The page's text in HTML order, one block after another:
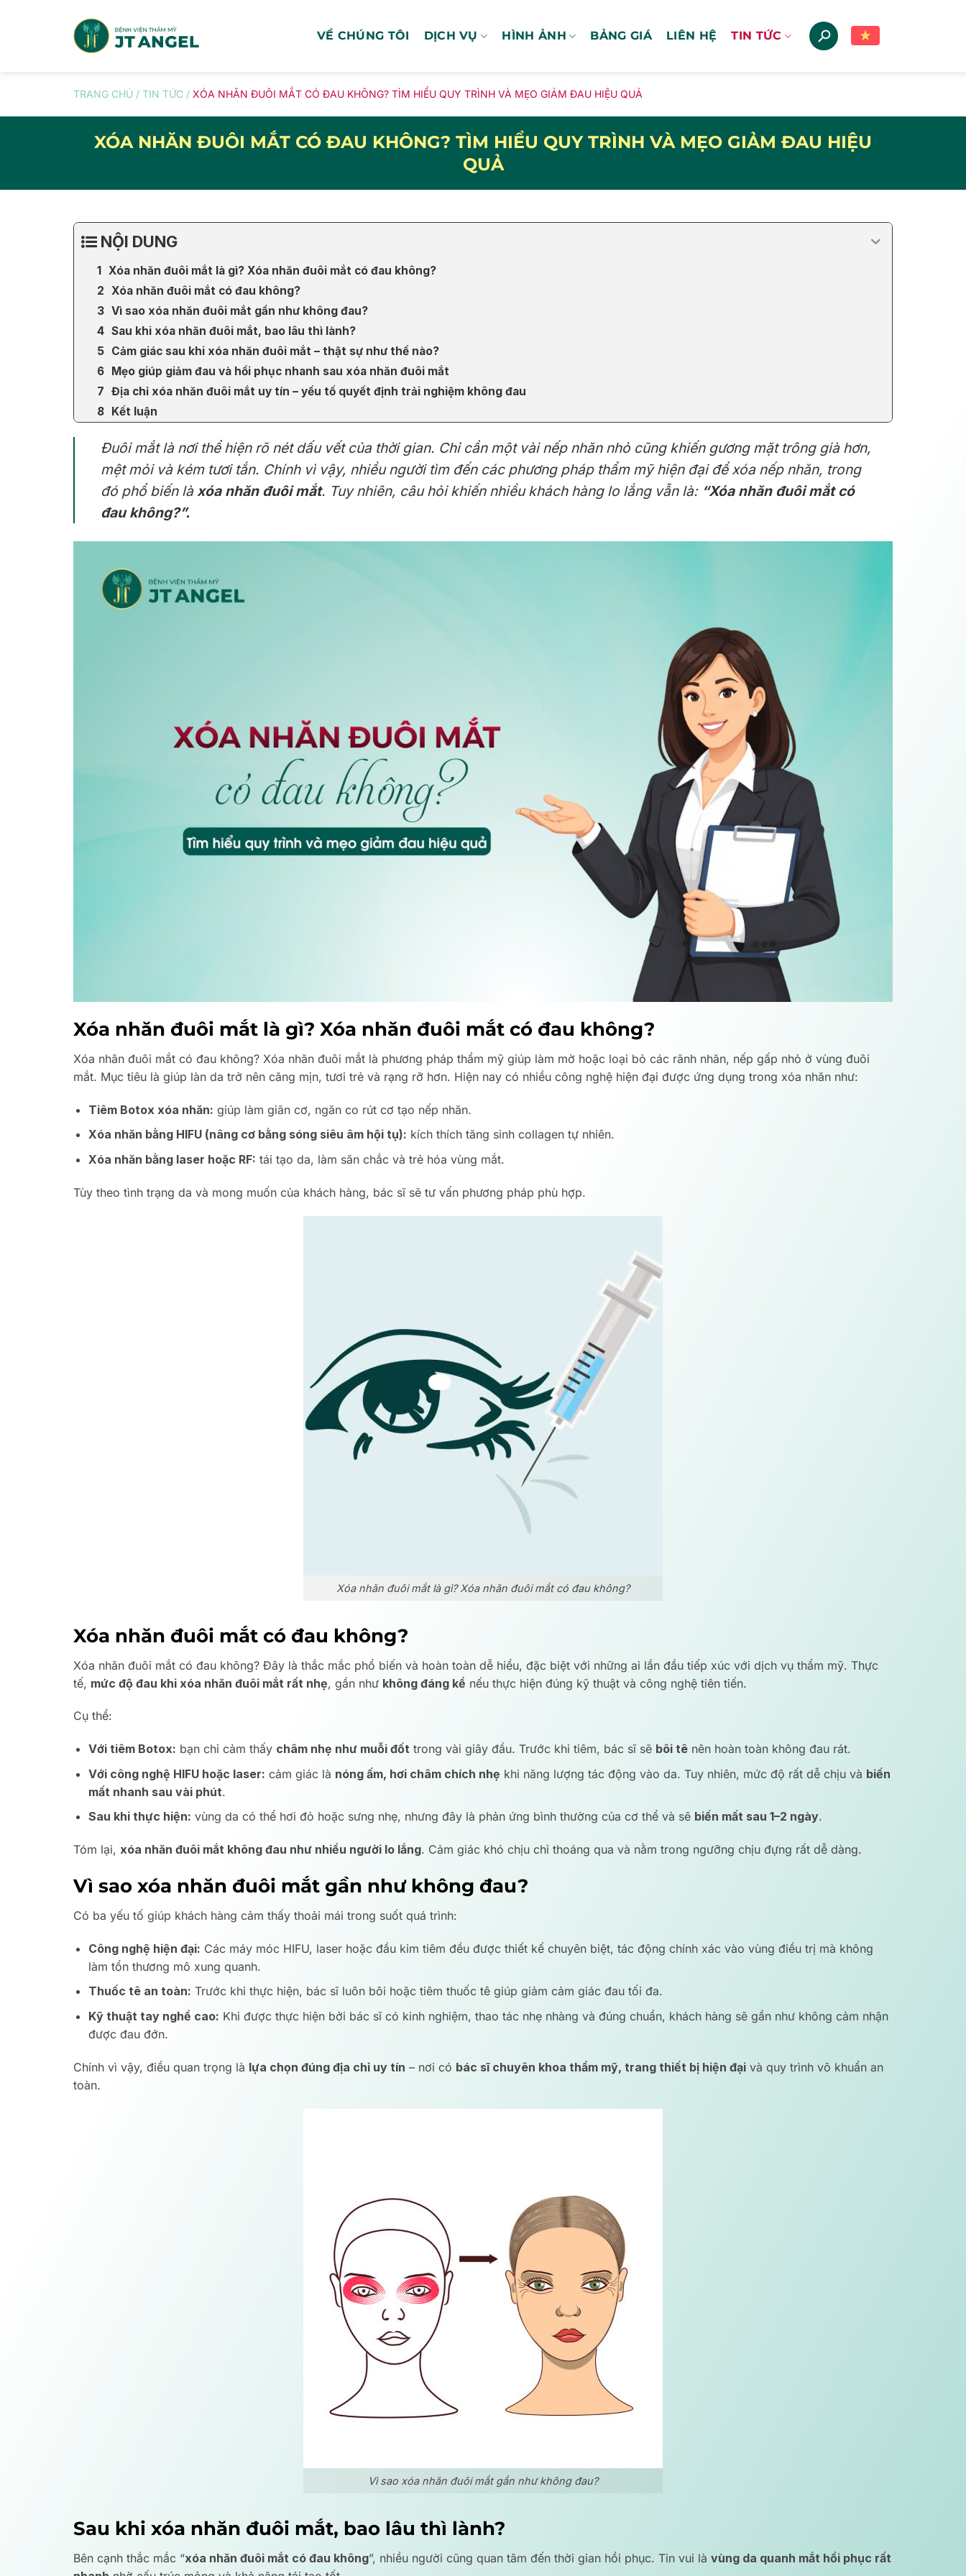
VỀ CHÚNG TÔI DỊCH VỤ HÌNH ẢNH BẢNG GIÁ LIÊN HỆ TIN TỨC
TRANG CHỦ / TIN TỨC / XÓA NHĂN ĐUÔI MẮT CÓ ĐAU KHÔNG? TÌM HIỂU QUY TRÌNH VÀ MẸO GIẢM ĐAU HIỆU QUẢ
XÓA NHĂN ĐUÔI MẮT CÓ ĐAU KHÔNG? TÌM HIỂU QUY TRÌNH VÀ MẸO GIẢM ĐAU HIỆU
QUẢ
NỘI DUNG
Xóa nhăn đuôi mắt là gì? Xóa nhăn đuôi mắt có đau không?
Xóa nhăn đuôi mắt có đau không?
Vì sao xóa nhăn đuôi mắt gần như không đau?
Sau khi xóa nhăn đuôi mắt, bao lâu thì lành?
Cảm giác sau khi xóa nhăn đuôi mắt – thật sự như thế nào?
Mẹo giúp giảm đau và hồi phục nhanh sau xóa nhăn đuôi mắt
Địa chỉ xóa nhăn đuôi mắt uy tín – yếu tố quyết định trải nghiệm không đau
Kết luận
Đuôi mắt là nơi thể hiện rõ nét dấu vết của thời gian. Chỉ cần một vài nếp nhăn nhỏ cũng khiến gương mặt trông già hơn,
mệt mỏi và kém tươi tắn. Chính vì vậy, nhiều người tìm đến các phương pháp thẩm mỹ hiện đại để xóa nếp nhăn, trong
đó phổ biến làxóa nhăn đuôi mắt. Tuy nhiên, câu hỏi khiến nhiều khách hàng lo lắng vẫn là: “Xóa nhăn đuôi mắt có
đau không?”.
Xóa nhăn đuôi mắt là gì? Xóa nhăn đuôi mắt có đau không?
Xóa nhăn đuôi mắt có đau không? Xóa nhăn đuôi mắt là phương pháp thẩm mỹ giúp làm mờ hoặc loại bỏ các rãnh nhăn, nếp gấp nhỏ ở vùng đuôi
mắt. Mục tiêu là giúp làn da trở nên căng mịn, tươi trẻ và rạng rỡ hơn. Hiện nay có nhiều công nghệ hiện đại được ứng dụng trong xóa nhăn như:
Tiêm Botox xóa nhăn: giúp làm giãn cơ, ngăn co rút cơ tạo nếp nhăn.
Xóa nhăn bằng HIFU (nâng cơ bằng sóng siêu âm hội tụ): kích thích tăng sinh collagen tự nhiên.
Xóa nhăn bằng laser hoặc RF: tái tạo da, làm săn chắc và trẻ hóa vùng mắt.
Tùy theo tình trạng da và mong muốn của khách hàng, bác sĩ sẽ tư vấn phương pháp phù hợp.
Xóa nhăn đuôi mắt là gì? Xóa nhăn đuôi mắt có đau không?
Xóa nhăn đuôi mắt có đau không?
Xóa nhăn đuôi mắt có đau không? Đây là thắc mắc phổ biến và hoàn toàn dễ hiểu, đặc biệt với những ai lần đầu tiếp xúc với dịch vụ thẩm mỹ. Thực
tế, mức độ đau khi xóa nhăn đuôi mắt rất nhẹ, gần như không đáng kể nếu thực hiện đúng kỹ thuật và công nghệ tiên tiến.
Cụ thể:
Với tiêm Botox: bạn chỉ cảm thấy châm nhẹ như muỗi đốttrong vài giây đầu. Trước khi tiêm, bác sĩ sẽ bôi tênên hoàn toàn không đau rát.
Với công nghệ HIFU hoặc laser: cảm giác là nóng ấm, hơi châm chích nhẹ khi năng lượng tác động vào da. Tuy nhiên, mức độ rất dễ chịu và biến
mất nhanh sau vài phút.
Sau khi thực hiện: vùng da có thể hơi đỏ hoặc sưng nhẹ, nhưng đây là phản ứng bình thường của cơ thể và sẽ biến mất sau 1–2 ngày.
Tóm lại, xóa nhăn đuôi mắt không đau như nhiều người lo lắng. Cảm giác khó chịu chỉ thoáng qua và nằm trong ngưỡng chịu đựng rất dễ dàng.
Vì sao xóa nhăn đuôi mắt gần như không đau?
Có ba yếu tố giúp khách hàng cảm thấy thoải mái trong suốt quá trình:
Công nghệ hiện đại: Các máy móc HIFU, laser hoặc đầu kim tiêm đều được thiết kế chuyên biệt, tác động chính xác vào vùng điều trị mà không
làm tổn thương mô xung quanh.
Thuốc tê an toàn: Trước khi thực hiện, bác sĩ luôn bôi hoặc tiêm thuốc tê giúp giảm cảm giác đau tối đa.
Kỹ thuật tay nghề cao: Khi được thực hiện bởi bác sĩ có kinh nghiệm, thao tác nhẹ nhàng và đúng chuẩn, khách hàng sẽ gần như không cảm nhận
được đau đớn.
Chính vì vậy, điều quan trọng là lựa chọn đúng địa chỉ uy tín – nơi có bác sĩ chuyên khoa thẩm mỹ, trang thiết bị hiện đại và quy trình vô khuẩn an
toàn.
Vì sao xóa nhăn đuôi mắt gần như không đau?
Sau khi xóa nhăn đuôi mắt, bao lâu thì lành?
Bên cạnh thắc mắc “xóa nhăn đuôi mắt có đau không”, nhiều người cũng quan tâm đến thời gian hồi phục. Tin vui là vùng da quanh mắt hồi phục rất